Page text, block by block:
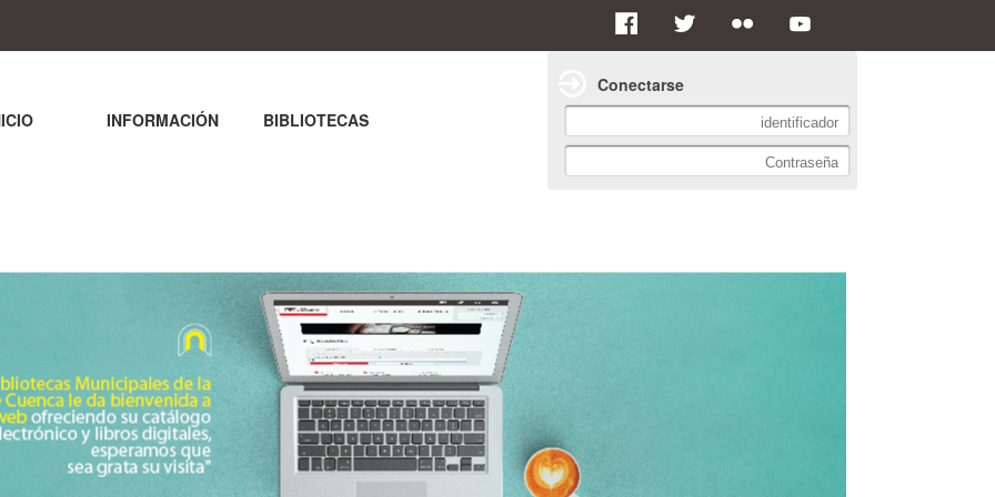
INFORMACIÓN BIBLIOTECAS
Conectarse